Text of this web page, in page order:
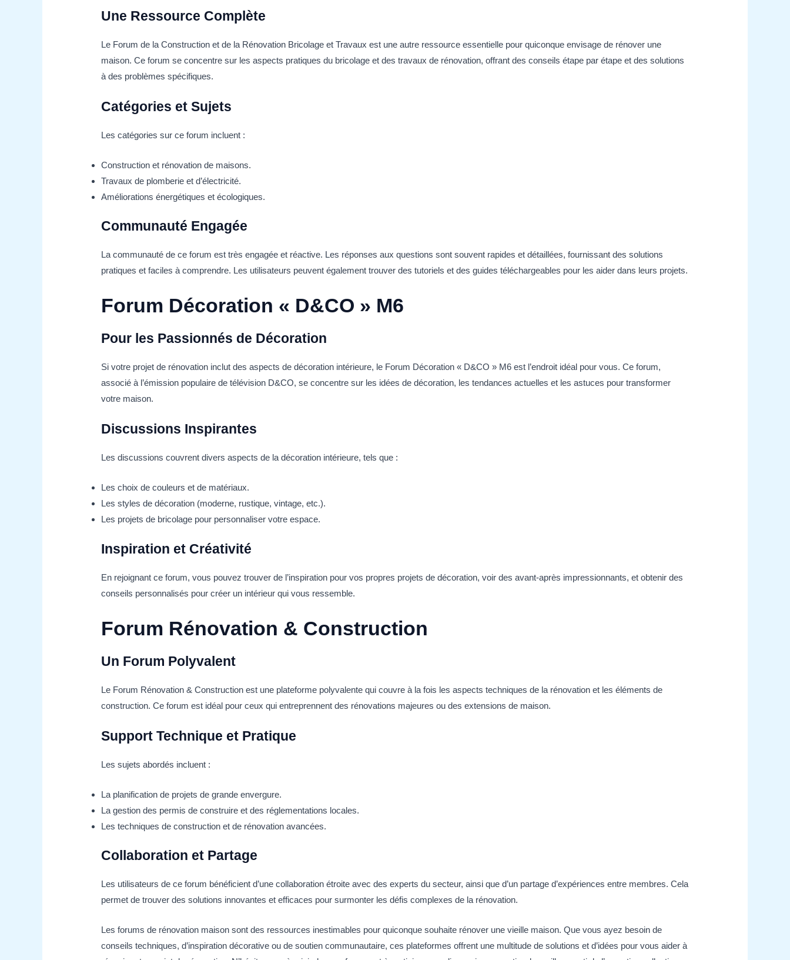
Une Ressource Complète
Le Forum de la Construction et de la Rénovation Bricolage et Travaux est une autre ressource essentielle pour quiconque envisage de rénover une
maison. Ce forum se concentre sur les aspects pratiques du bricolage et des travaux de rénovation, offrant des conseils étape par étape et des solutions
à des problèmes spécifiques.
Catégories et Sujets
Les catégories sur ce forum incluent :
Construction et rénovation de maisons.
Travaux de plomberie et d’électricité.
Améliorations énergétiques et écologiques.
Communauté Engagée
La communauté de ce forum est très engagée et réactive. Les réponses aux questions sont souvent rapides et détaillées, fournissant des solutions
pratiques et faciles à comprendre. Les utilisateurs peuvent également trouver des tutoriels et des guides téléchargeables pour les aider dans leurs projets.
Forum Décoration « D&CO » M6
Pour les Passionnés de Décoration
Si votre projet de rénovation inclut des aspects de décoration intérieure, le Forum Décoration « D&CO » M6 est l’endroit idéal pour vous. Ce forum,
associé à l’émission populaire de télévision D&CO, se concentre sur les idées de décoration, les tendances actuelles et les astuces pour transformer
votre maison.
Discussions Inspirantes
Les discussions couvrent divers aspects de la décoration intérieure, tels que :
Les choix de couleurs et de matériaux.
Les styles de décoration (moderne, rustique, vintage, etc.).
Les projets de bricolage pour personnaliser votre espace.
Inspiration et Créativité
En rejoignant ce forum, vous pouvez trouver de l’inspiration pour vos propres projets de décoration, voir des avant-après impressionnants, et obtenir des
conseils personnalisés pour créer un intérieur qui vous ressemble.
Forum Rénovation & Construction
Un Forum Polyvalent
Le Forum Rénovation & Construction est une plateforme polyvalente qui couvre à la fois les aspects techniques de la rénovation et les éléments de
construction. Ce forum est idéal pour ceux qui entreprennent des rénovations majeures ou des extensions de maison.
Support Technique et Pratique
Les sujets abordés incluent :
La planification de projets de grande envergure.
La gestion des permis de construire et des réglementations locales.
Les techniques de construction et de rénovation avancées.
Collaboration et Partage
Les utilisateurs de ce forum bénéficient d’une collaboration étroite avec des experts du secteur, ainsi que d’un partage d’expériences entre membres. Cela
permet de trouver des solutions innovantes et efficaces pour surmonter les défis complexes de la rénovation.
Les forums de rénovation maison sont des ressources inestimables pour quiconque souhaite rénover une vieille maison. Que vous ayez besoin de
conseils techniques, d’inspiration décorative ou de soutien communautaire, ces plateformes offrent une multitude de solutions et d’idées pour vous aider à